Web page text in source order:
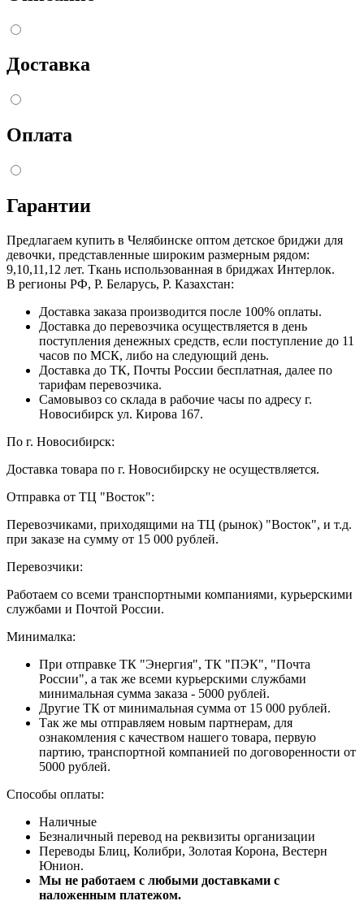
Доставка
Оплата
Гарантии
Предлагаем купить в Челябинске оптом детское бриджи для
девочки, представленные широким размерным рядом:
9,10,11,12 лет. Ткань использованная в бриджах Интерлок.
В регионы РФ, Р. Беларусь, Р. Казахстан:
Доставка заказа производится после 100% оплаты.
Доставка до перевозчика осуществляется в день
поступления денежных средств, если поступление до 11
часов по МСК, либо на следующий день.
Доставка до ТК, Почты России бесплатная, далее по
тарифам перевозчика.
Самовывоз со склада в рабочие часы по адресу г.
Новосибирск ул. Кирова 167.
По г. Новосибирск:
Доставка товара по г. Новосибирску не осуществляется.
Отправка от ТЦ "Восток":
Перевозчиками, приходящими на ТЦ (рынок) "Восток", и т.д.
при заказе на сумму от 15 000 рублей.
Перевозчики:
Работаем со всеми транспортными компаниями, курьерскими
службами и Почтой России.
Минималка:
При отправке ТК "Энергия", ТК "ПЭК", "Почта
России", а так же всеми курьерскими службами
минимальная сумма заказа - 5000 рублей.
Другие ТК от минимальная сумма от 15 000 рублей.
Так же мы отправляем новым партнерам, для
ознакомления с качеством нашего товара, первую
партию, транспортной компанией по договоренности от
5000 рублей.
Способы оплаты:
Наличные
Безналичный перевод на реквизиты организации
Переводы Блиц, Колибри, Золотая Корона, Вестерн
Юнион.
Мы не работаем с любыми доставками с
наложенным платежом.